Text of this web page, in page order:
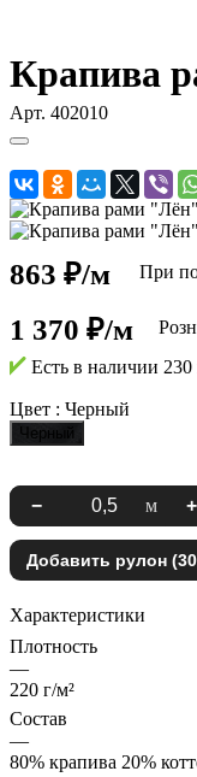
Крапива
Арт. 402010
863 ₽/м При
1 370 ₽/м
Есть в наличии
Цвет : Черный
Черный
− м +
Добавить рулон
Характеристики
Плотность
—
220 г/м²
Состав
—
80% крапива 20%